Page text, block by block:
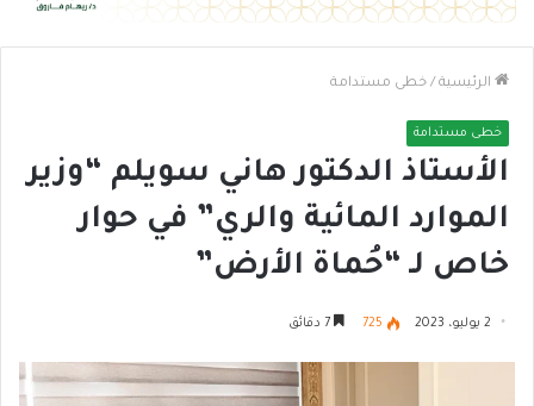
الرئيسية / خطى مستدامة
خطى مستدامة
الأستاذ الدكتور هاني سويلم “وزير
الموارد المائية والري” في حوار
خاص لـ “حُماة الأرض”
2 يوليو، 2023 725